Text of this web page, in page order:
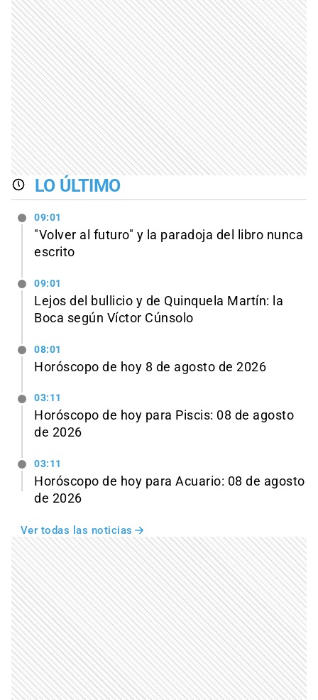
LO ÚLTIMO
09:01
"Volver al futuro" y la paradoja del libro nunca
escrito
09:01
Lejos del bullicio y de Quinquela Martín: la
Boca según Víctor Cúnsolo
08:01
Horóscopo de hoy 8 de agosto de 2026
03:11
Horóscopo de hoy para Piscis: 08 de agosto
de 2026
03:11
Horóscopo de hoy para Acuario: 08 de agosto
de 2026
Ver todas las noticias